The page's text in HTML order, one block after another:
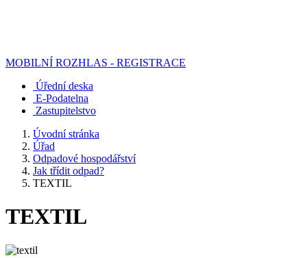
MOBILNÍ ROZHLAS - REGISTRACE
Úřední deska
E-Podatelna
Zastupitelstvo
Úvodní stránka
Úřad
Odpadové hospodářství
Jak třídit odpad?
TEXTIL
TEXTIL